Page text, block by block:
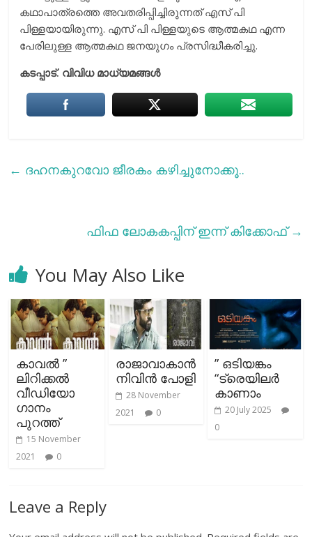
കഥാപാത്രത്തെ അവതരിപ്പിച്ചിരുന്നത് എസ് പി
പിള്ളയായിരുന്നു. എസ് പി പിള്ളയുടെ ആത്മകഥ എന്ന
പേരിലുള്ള ആത്മകഥ ജനയുഗം പ്രസിദ്ധീകരിച്ചു.
കടപ്പാട്. വിവിധ മാധ്യമങ്ങൾ
← ദഹനകുറവോ ജീരകം കഴിച്ചുനോക്കൂ..
ഫിഫ ലോകകപ്പിന് ഇന്ന് കിക്കോഫ്→
You May Also Like
കാവല്‍ ”
ലിറിക്കൽ
വീഡിയോ
ഗാനം
പുറത്ത്
15 November
2021
0
രാജാവാകാൻ
നിവിൻ പോളി
28 November
2021
0
” ഒടിയങ്കം
“ട്രെയിലർ
കാണാം
20 July 2025
0
Leave a Reply